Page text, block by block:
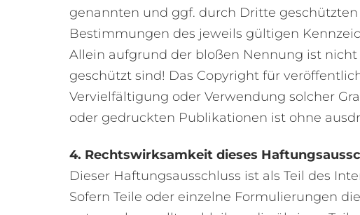
genannten und ggf. durch Dritte
Bestimmungen des jeweils gültigen
Allein aufgrund der bloßen Nennung ist
geschützt sind! Das Copyright für
Vervielfältigung oder Verwendung solcher
oder gedruckten Publikationen ist ohne
4. Rechtswirksamkeit dieses
Dieser Haftungsausschluss ist als Teil des
Sofern Teile oder einzelne Formulierungen